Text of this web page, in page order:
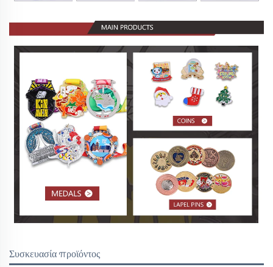
Συσκευασία προϊόντος